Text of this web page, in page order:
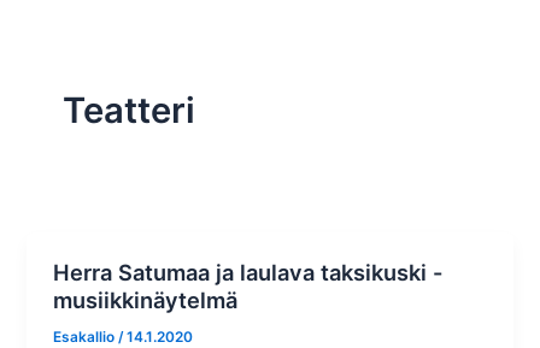
Teatteri
Herra Satumaa ja laulava taksikuski -
musiikkinäytelmä
Esakallio/14.1.2020